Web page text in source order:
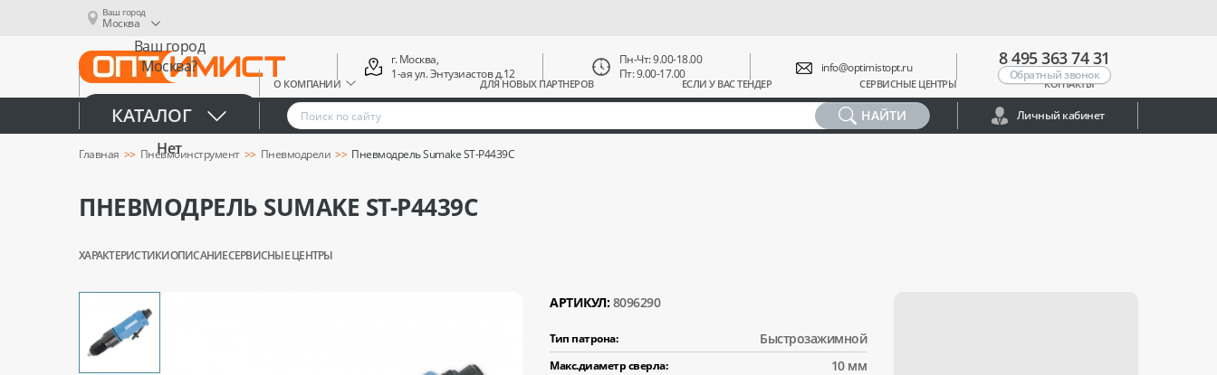
Ваш город
Москва
Ваш город
Москва?
Да
Нет
О КОМПАНИИ ДЛЯ НОВЫХ ПАРТНЕРОВ ЕСЛИ У ВАС ТЕНДЕР СЕРВИСНЫЕ ЦЕНТРЫ КОНТАКТЫ
г. Москва,
1-ая ул. Энтузиастов д.12
Пн-Чт: 9.00-18.00
Пт: 9.00-17.00
info@optimistopt.ru 8 495 363 74 31
Обратный звонок
КАТАЛОГ НАЙТИ Личный кабинет
Главная Пневмоинструмент Пневмодрели Пневмодрель Sumake ST-P4439C
ПНЕВМОДРЕЛЬ SUMAKE ST-P4439C
ХАРАКТЕРИСТИКИОПИСАНИЕСЕРВИСНЫЕ ЦЕНТРЫ
АРТИКУЛ: 8096290
Тип патрона: Быстрозажимной
Макс.диаметр сверла: 10 мм